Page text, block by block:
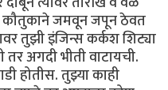
जमवून जपून ठेवत
तुझी इंजिन्स कर्कश शिट्या
अगदी भीती वाटायची.
होतीस. तुझ्या काही